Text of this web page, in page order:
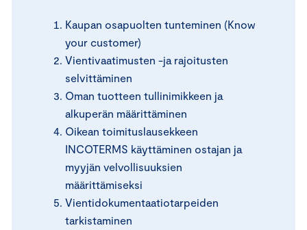
Kaupan osapuolten tunteminen (Know
your customer)
Vientivaatimusten -ja rajoitusten
selvittäminen
Oman tuotteen tullinimikkeen ja
alkuperän määrittäminen
Oikean toimituslausekkeen
INCOTERMS käyttäminen ostajan ja
myyjän velvollisuuksien
määrittämiseksi
Vientidokumentaatiotarpeiden
tarkistaminen